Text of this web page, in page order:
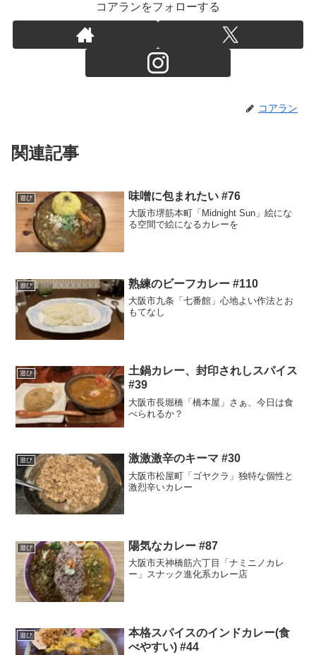
コアランをフォローする
コアラン
関連記事
遊び 味噌に包まれたい #76
大阪市堺筋本町「Midnight Sun」絵にな
る空間で絵になるカレーを
遊び 熟練のビーフカレー #110
大阪市九条「七番館」心地よい作法とお
もてなし
遊び
土鍋カレー、封印されしスパイス
#39
大阪市長堀橋「橋本屋」さぁ、今日は食
べられるか？
遊び 激激激辛のキーマ #30
大阪市松屋町「ゴヤクラ」独特な個性と
激烈辛いカレー
遊び 陽気なカレー #87
大阪市天神橋筋六丁目「ナミニノカレ
ー」スナック進化系カレー店
遊び
本格スパイスのインドカレー(食
べやすい) #44